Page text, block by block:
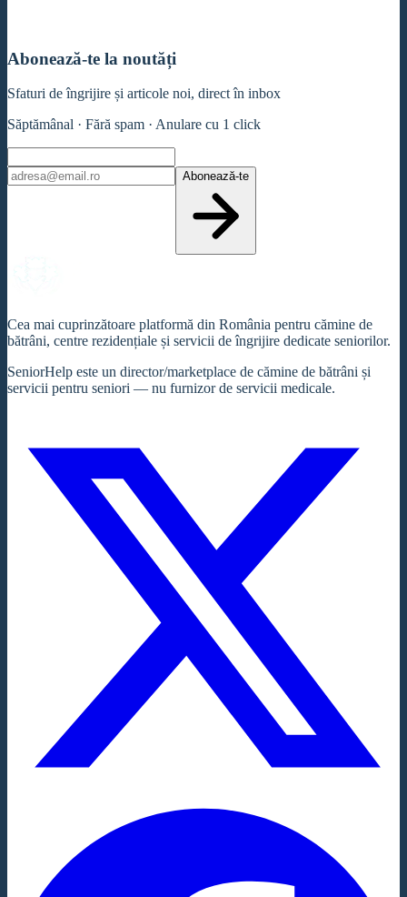
Abonează-te la noutăți
Sfaturi de îngrijire și articole noi, direct în inbox
Săptămânal · Fără spam · Anulare cu 1 click
Abonează-te
Cea mai cuprinzătoare platformă din România pentru cămine de
bătrâni, centre rezidențiale și servicii de îngrijire dedicate seniorilor.
SeniorHelp este un director/marketplace de cămine de bătrâni și
servicii pentru seniori — nu furnizor de servicii medicale.